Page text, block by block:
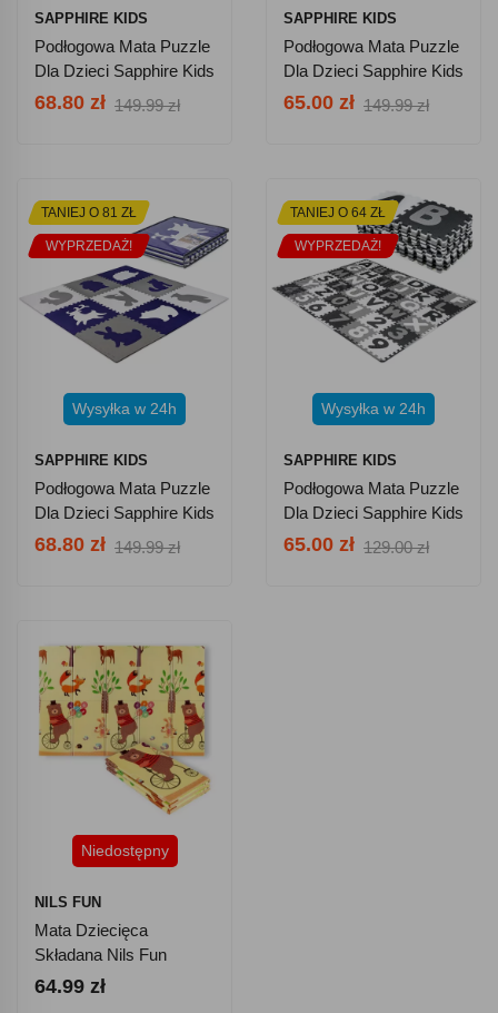
SAPPHIRE KIDS
Podłogowa Mata Puzzle
Dla Dzieci Sapphire Kids
SK-42 - Ina
68.80 zł 149.99 zł
SAPPHIRE KIDS
Podłogowa Mata Puzzle
Dla Dzieci Sapphire Kids
SK-43 - Kosmos
65.00 zł 149.99 zł
TANIEJ O 81 ZŁ
WYPRZEDAŻ!
Wysyłka w 24h
SAPPHIRE KIDS
Podłogowa Mata Puzzle
Dla Dzieci Sapphire Kids
SK-56 - Zwierzątka
68.80 zł 149.99 zł
TANIEJ O 64 ZŁ
WYPRZEDAŻ!
Wysyłka w 24h
SAPPHIRE KIDS
Podłogowa Mata Puzzle
Dla Dzieci Sapphire Kids
SK-20 - Cyferki I Literki
65.00 zł 129.00 zł
Niedostępny
NILS FUN
Mata Dziecięca
Składana Nils Fun
MD05 Forest
64.99 zł